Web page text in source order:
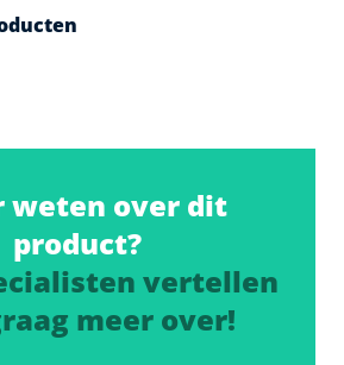
weten over dit
product?
vertellen
meer over!